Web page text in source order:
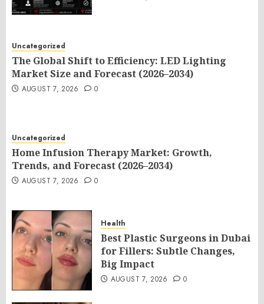
Uncategorized
The Global Shift to Efficiency: LED Lighting
Market Size and Forecast (2026–2034)
AUGUST 7, 2026 0
Uncategorized
Home Infusion Therapy Market: Growth,
Trends, and Forecast (2026–2034)
AUGUST 7, 2026 0
Health
Best Plastic Surgeons in Dubai
for Fillers: Subtle Changes,
Big Impact
AUGUST 7, 2026 0